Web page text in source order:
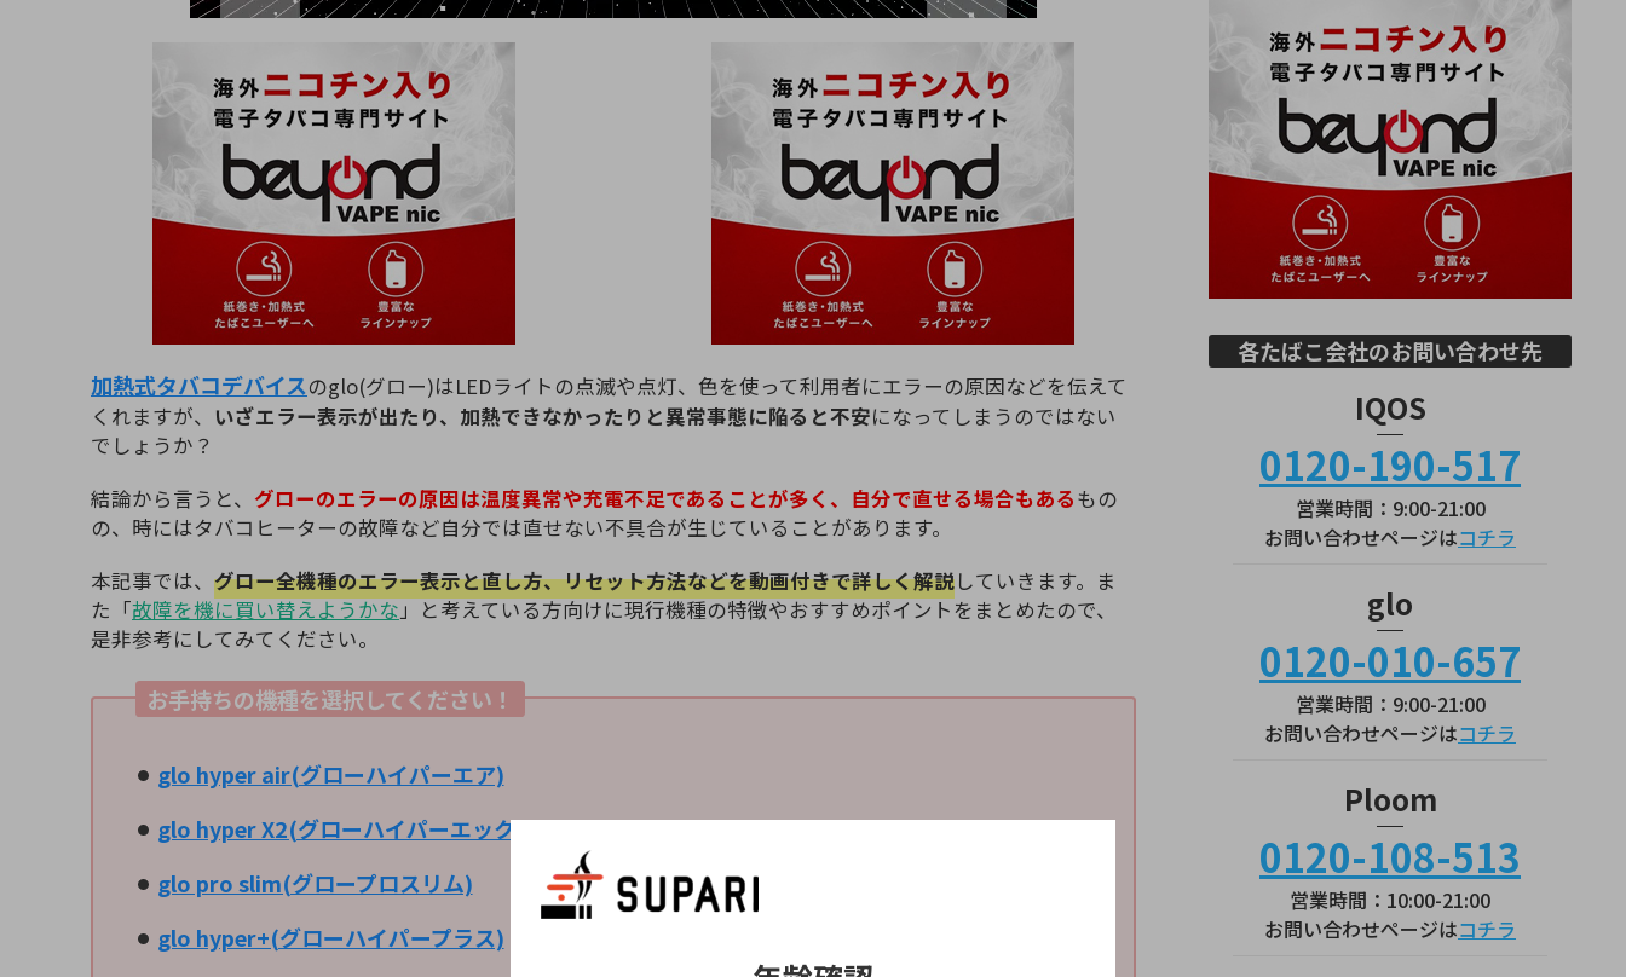
加熱式タバコデバイスのglo(グロー)はLEDライトの点滅や点灯、色を使って利用者にエラーの原因などを伝えて
くれますが、 いざエラー表示が出たり、加熱できなかったりと異常事態に陥ると不安になってしまうのではない
でしょうか？
結論から言うと、 グローのエラーの原因は温度異常や充電不足であることが多く、自分で直せる場合もあるもの
の、時にはタバコヒーターの故障など自分では直せない不具合が生じていることがあります。
本記事では、 グロー全機種のエラー表示と直し方、リセット方法などを動画付きで詳しく解説していきます。ま
た「故障を機に買い替えようかな 」と考えている方向けに現行機種の特徴やおすすめポイントをまとめたので、
是非参考にしてみてください。
お手持ちの機種を選択してください！
glo hyper air(グローハイパーエア)
glo hyper X2(グローハイパーエックスツー)
glo pro slim(グロープロスリム)
glo hyper+(グローハイパープラス)
各たばこ会社のお問い合わせ先
IQOS
0120-190-517
営業時間：9:00-21:00
お問い合わせページはコチラ
glo
0120-010-657
営業時間：9:00-21:00
お問い合わせページはコチラ
Ploom
0120-108-513
営業時間：10:00-21:00
お問い合わせページはコチラ